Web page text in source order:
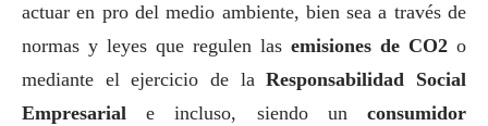
actuar en pro del medio ambiente, bien sea a través de
normas y leyes que regulen las emisiones de CO2 o
mediante el ejercicio de laResponsabilidad Social
Empresarial e incluso, siendo un consumidor